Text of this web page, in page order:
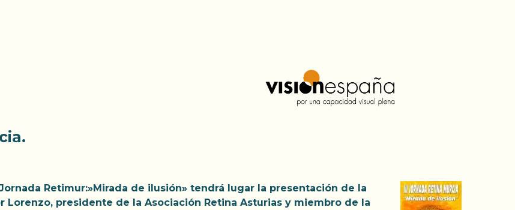
Retimur:»Mirada de ilusión» tendrá lugar la presentación de la
Lorenzo, presidente de la Asociación Retina Asturias y miembro de la